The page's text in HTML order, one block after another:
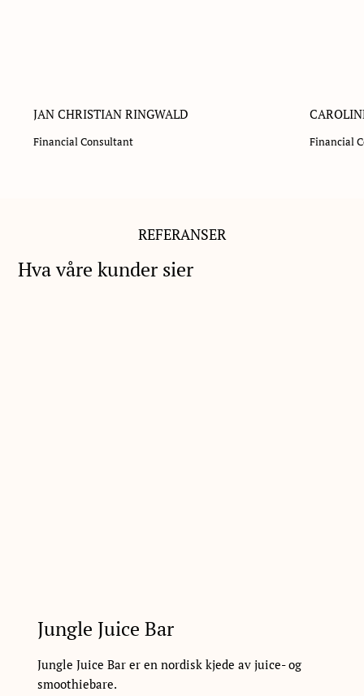
JAN CHRISTIAN RINGWALD
Financial Consultant Financial
REFERANSER
Hva våre kunder sier
Jungle Juice Bar
Jungle Juice Bar er en nordisk kjede av juice- og
smoothiebare.